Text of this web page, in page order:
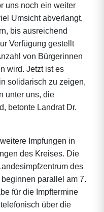
uns noch ein weiter
Umsicht abverlangt.
bis ausreichend
Verfügung gestellt
von Bürgerinnen
wird. Jetzt ist es
solidarisch zu zeigen,
unter uns, die
betonte Landrat Dr.
Impfungen in
des Kreises. Die
des
parallel am 7.
für die Impftermine
über die